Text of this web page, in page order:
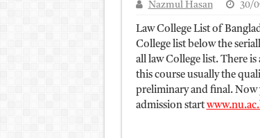
ময়মনসিংহ বোর্ড
দিনাজপুর বোর্ড
সিলেট বোর্ড
Nazmul Hasan 30/
Law College List of
College list below the
all law College list. There
this course usually the
preliminary and final. Now
admission start